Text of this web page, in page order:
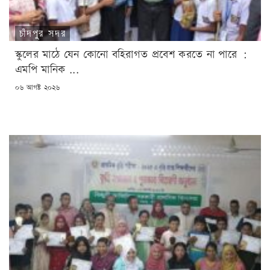
চাঁদপুর সদর
স্কুলের মাঠে যেন কোনো বহিরাগত প্রবেশ করতে না পারে :
এমপি মানিক ...
POSTED
০৬ আগষ্ট ২০২৬